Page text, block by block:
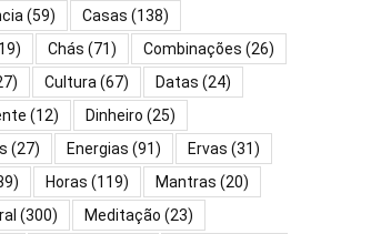
(59) Casas (138)
Chás (71) Combinações (26)
Cultura(67) Datas (24)
(12) Dinheiro (25)
(27) Energias (91) Ervas (31)
Horas (119) Mantras (20)
(300) Meditação (23)